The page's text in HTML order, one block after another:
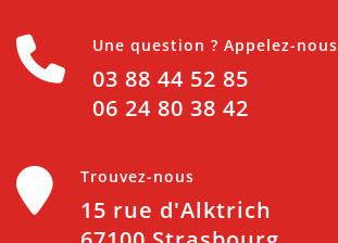
Une question ? Appelez-nous
03 88 44 52 85
06 24 80 38 42
Trouvez-nous
15 rue d'Alktrich